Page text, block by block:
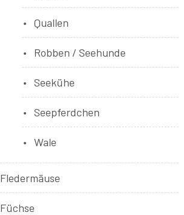
Quallen
Robben / Seehunde
Seekühe
Seepferdchen
Wale
Fledermäuse
Füchse